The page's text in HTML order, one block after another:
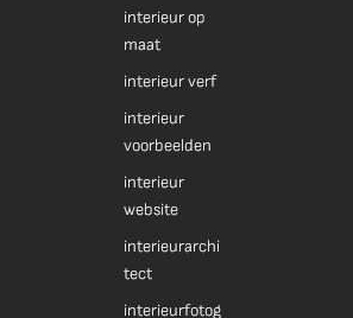
interieur op
maat
interieur verf
interieur
voorbeelden
interieur
website
interieurarchi
tect
interieurfotog